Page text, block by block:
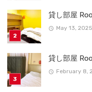
貸し部屋
May 13, 2025
貸し部屋
February 8,